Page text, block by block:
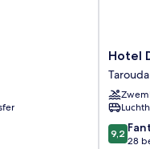
Hotel
Dar
Zitoune
Hotel
9.2
van
9,2
28